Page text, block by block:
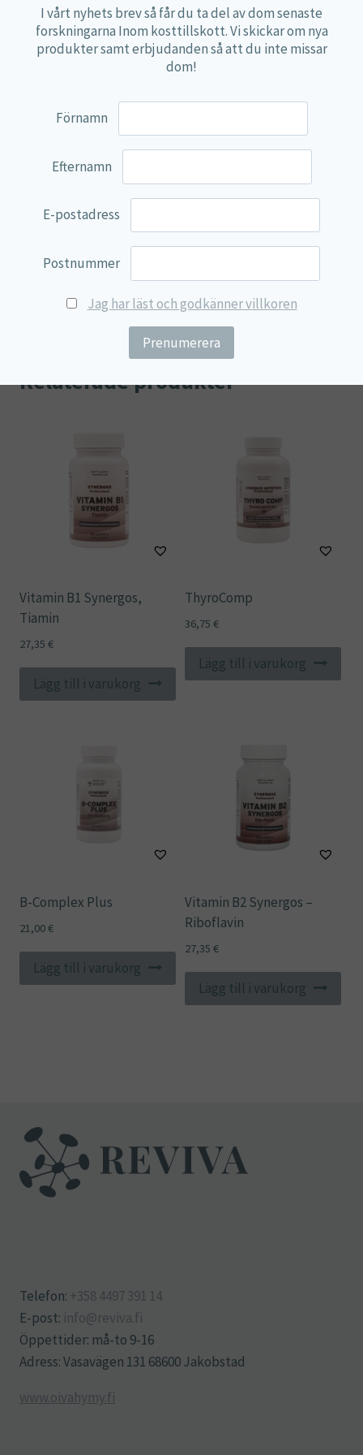
1 tablett
innehåller:
Mängd *DRI%
Melatonin 1,5 mg **
*DRI (dagligt referensintag) ej fastställt.
Fyllnadsmedel (di-kalciumfosfat,
mikrokristallinsk cellulosa), bindningsmedel
(stearinsyra), stabiliseringsmedel (tvärbunden
natriumkarboximetylcellulosa), klumpförebyggande
medel (magnesiumsalter av fettsyror), melatonin.
Rekommenderad dos bör ej överskridas.
Kosttillskott ersätter inte en varierad kost.
Produkten förvaras oåtkomligt för små barn.
Rekommenderas inte till gravida och ammande.
Relaterade produkter
Vitamin B1 Synergos,
Tiamin
27,35 €
Lägg till i varukorg
ThyroComp
36,75 €
Lägg till i varukorg
B-Complex Plus
21,00€
Lägg till i varukorg
Vitamin B2 Synergos –
Riboflavin
27,35 €
Lägg till i varukorg
Telefon: +358 4497 391 14
E-post: info@reviva.fi
Öppettider: må-to 9-16
Adress: Vasavägen 131 68600 Jakobstad
www.oivahymy.fi
I vårt nyhets brev så får du ta del av dom senaste
forskningarna Inom kosttillskott. Vi skickar om nya
produkter samt erbjudanden så att du inte missar
dom!
Förnamn
Efternamn
E-postadress
Postnummer
Jag har läst och godkänner villkoren